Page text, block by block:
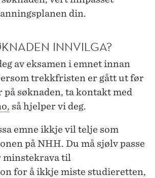
din.
INNVILGA?
av eksamen i emnet innan
trekkfristen er gått ut før
på søknaden, ta kontakt med
så hjelper vi deg.
emne ikkje vil telje som
på NHH. Du må sjølv passe
minstekrava til
for å ikkje miste studieretten,